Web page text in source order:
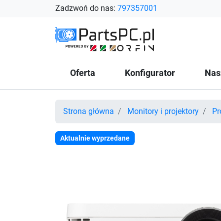
Zadzwoń do nas: 797357001
Oferta Konfigurator
Strona główna Monitory i projektory
Aktualnie wyprzedane